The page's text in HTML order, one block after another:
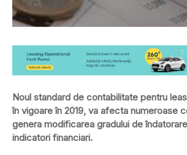
Noul standard de contabilitate pentru
în vigoare în 2019, va afecta numeroase
genera modificarea gradului de
indicatori financiari.